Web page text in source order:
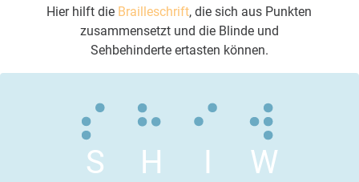
Hier hilft die Brailleschrift, die sich aus Punkten
zusammensetzt und die Blinde und
Sehbehinderte ertasten können.
S H I W